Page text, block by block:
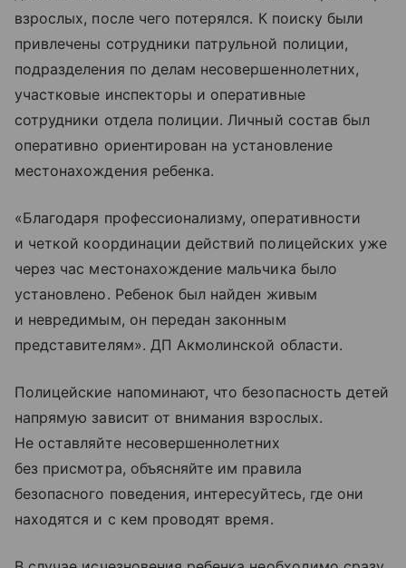
взрослых, после чего потерялся. К поиску были
привлечены сотрудники патрульной полиции,
подразделения по делам несовершеннолетних,
участковые инспекторы и оперативные
сотрудники отдела полиции. Личный состав был
оперативно ориентирован на установление
местонахождения ребенка.
«Благодаря профессионализму, оперативности
и четкой координации действий полицейских уже
через час местонахождение мальчика было
установлено. Ребенок был найден живым
и невредимым, он передан законным
представителям». ДП Акмолинской области.
Полицейские напоминают, что безопасность детей
напрямую зависит от внимания взрослых.
Не оставляйте несовершеннолетних
без присмотра, объясняйте им правила
безопасного поведения, интересуйтесь, где они
находятся и с кем проводят время.